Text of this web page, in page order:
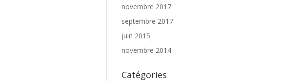
novembre 2017
septembre 2017
juin 2015
novembre 2014
Catégories